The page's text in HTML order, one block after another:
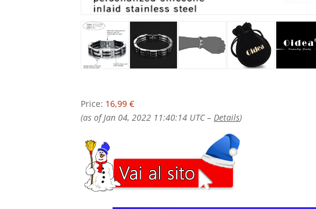
Price: 16,99 €
(as of Jan 04, 2022 11:40:14 UTC –Details)